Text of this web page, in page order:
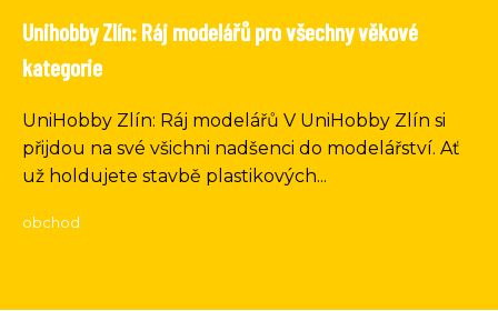
Unihobby Zlín: Ráj modelářů pro všechny věkové
kategorie
UniHobby Zlín: Ráj modelářů V UniHobby Zlín si
přijdou na své všichni nadšenci do modelářství. Ať
už holdujete stavbě plastikových...
obchod